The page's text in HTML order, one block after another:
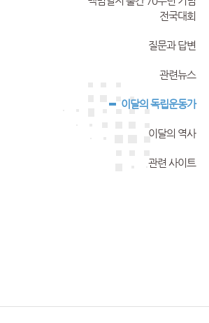
전국대회
질문과 답변
관련뉴스
이달의 독립운동가
이달의 역사
관련 사이트